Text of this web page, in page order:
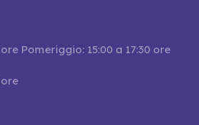
Pomeriggio: 15:00 a 17:30 ore